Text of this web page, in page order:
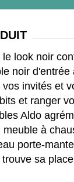
look noir
noir d'entrée
invités et
et ranger
Aldo
à
porte-
sa